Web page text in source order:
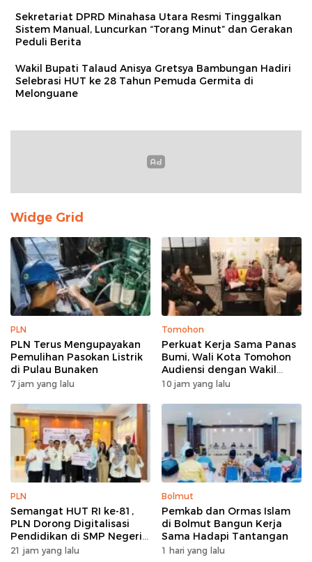
Sekretariat DPRD Minahasa Utara Resmi Tinggalkan
Sistem Manual, Luncurkan “Torang Minut” dan Gerakan
Peduli Berita
Wakil Bupati Talaud Anisya Gretsya Bambungan Hadiri
Selebrasi HUT ke 28 Tahun Pemuda Germita di
Melonguane
Widge Grid
PLN
PLN Terus Mengupayakan
Pemulihan Pasokan Listrik
di Pulau Bunaken
7 jam yang lalu
Tomohon
Perkuat Kerja Sama Panas
Bumi, Wali Kota Tomohon
Audiensi dengan Wakil
Dubes Selandia Baru
10 jam yang lalu
PLN
Semangat HUT RI ke-81,
PLN Dorong Digitalisasi
Pendidikan di SMP Negeri
1 Palu Lewat Program TJSL
21 jam yang lalu
Bolmut
Pemkab dan Ormas Islam
di Bolmut Bangun Kerja
Sama Hadapi Tantangan
1 hari yang lalu